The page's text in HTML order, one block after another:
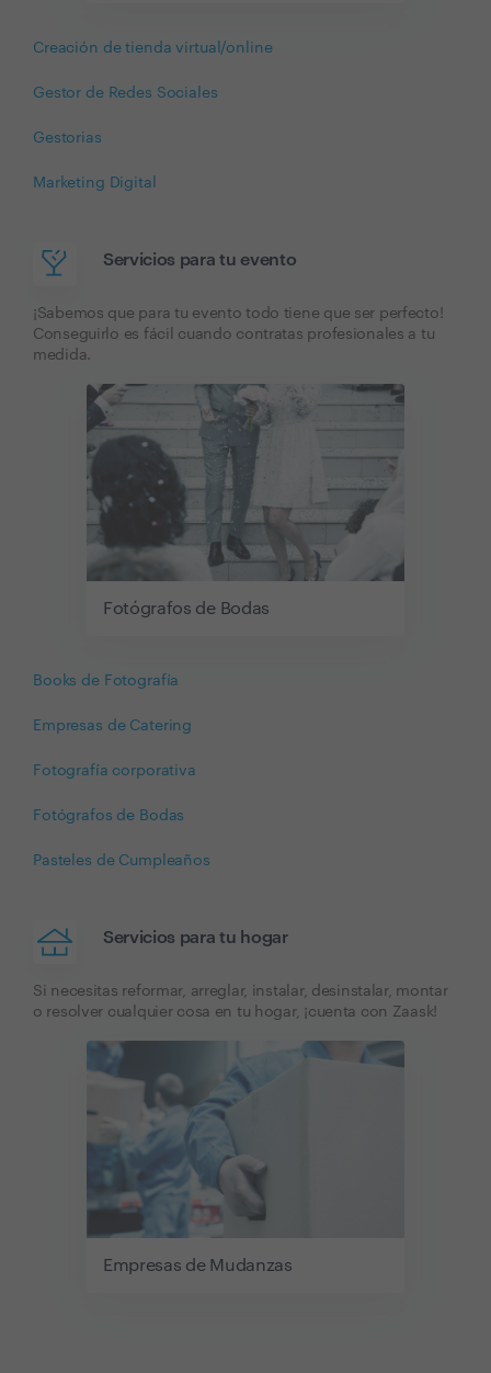
Creación de tienda virtual/online
Gestor de Redes Sociales
Gestorias
Marketing Digital
Servicios para tu evento
¡Sabemos que para tu evento todo tiene que ser perfecto!
Conseguirlo es fácil cuando contratas profesionales a tu
medida.
Fotógrafos de Bodas
Books de Fotografía
Empresas de Catering
Fotografía corporativa
Fotógrafos de Bodas
Pasteles de Cumpleaños
Servicios para tu hogar
Si necesitas reformar, arreglar, instalar, desinstalar, montar
o resolver cualquier cosa en tu hogar, ¡cuenta con Zaask!
Empresas de Mudanzas